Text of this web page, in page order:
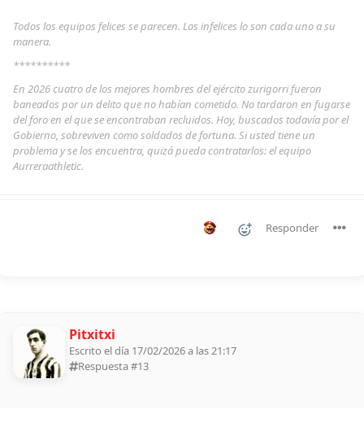
Todos los equipos felices se parecen. Los infelices lo son cada uno a su
manera.
**********
En 2026 cuatro de los mejores hombres del ejército zurigorri fueron
baneados por un delito que no habían cometido. No tardaron en fugarse
del foro en el que se encontraban recluidos. Hoy, buscados todavía por el
Gobierno, sobreviven como soldados de fortuna. Si usted tiene un
problema y se los encuentra, quizá pueda contratarlos: el equipo
Aurreraathletic.
Responder
Pitxitxi
Escrito el día 17/02/2026 a las 21:17
Respuesta #13